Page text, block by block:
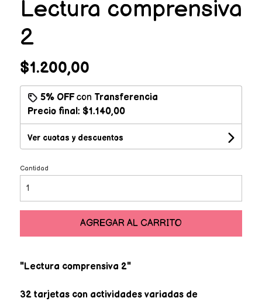
Lectura comprensiva
2
$1.200,00
5% OFFcon Transferencia
Precio final: $1.140,00
Ver cuotas y descuentos
Cantidad
AGREGAR AL CARRITO
"Lectura comprensiva 2"
32 tarjetas con actividades variadas de